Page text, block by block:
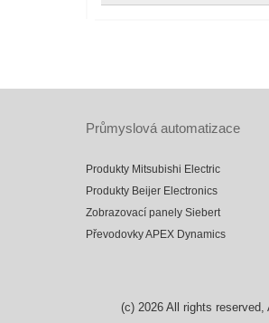
Průmyslová automatizace
Produkty Mitsubishi Electric
Produkty Beijer Electronics
Zobrazovací panely Siebert
Převodovky APEX Dynamics
(c) 2026All rights reserved,